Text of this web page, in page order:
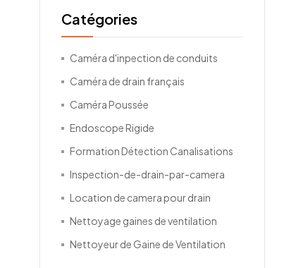
Catégories
Caméra d'inpection de conduits
Caméra de drain français
Caméra Poussée
Endoscope Rigide
Formation Détection Canalisations
Inspection-de-drain-par-camera
Location de camera pour drain
Nettoyage gaines de ventilation
Nettoyeur de Gaine de Ventilation